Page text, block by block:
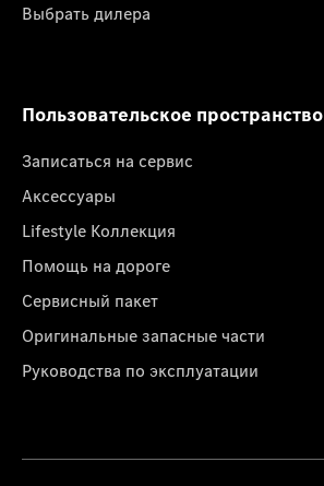
Выбрать дилера
Пользовательское пространство
Записаться на сервис
Аксессуары
Lifestyle Коллекция
Помощь на дороге
Сервисный пакет
Оригинальные запасные части
Руководства по эксплуатации